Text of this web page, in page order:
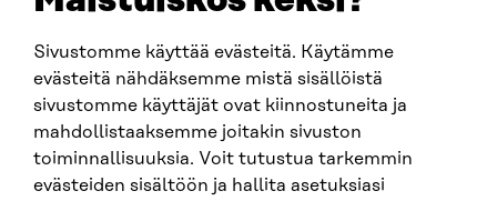
Sivustomme käyttää evästeitä. Käytämme
evästeitä nähdäksemme mistä sisällöistä
sivustomme käyttäjät ovat kiinnostuneita ja
mahdollistaaksemme joitakin sivuston
toiminnallisuuksia. Voit tutustua tarkemmin
evästeiden sisältöön ja hallita asetuksiasi
SITRA SOSIAALISESSA MEDIASSA
LinkedIn
Instagram
YouTube